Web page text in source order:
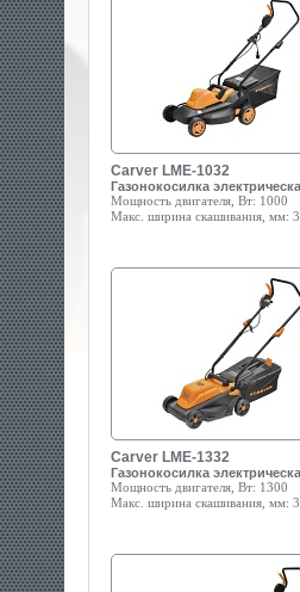
Carver LME-1032
Газонокосилка
Мощность двигателя, Вт: 1000
Макс. ширина скашивания, мм:
Carver LME-1332
Газонокосилка
Мощность двигателя, Вт: 1300
Макс. ширина скашивания, мм: